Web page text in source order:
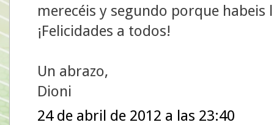
merecéis y segundo porque habeis
¡Felicidades a todos!
Un abrazo,
Dioni
24 de abril de 2012 a las 23:40